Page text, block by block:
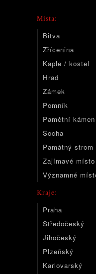
Místa:
Bitva
Zřícenina
Kaple / kostel
Hrad
Zámek
Pomník
Pamětní
Socha
Památný strom
Zajímavé místo
Významné
Kraje:
Praha
Středočeský
Jihočeský
Plzeňský
Karlovarský